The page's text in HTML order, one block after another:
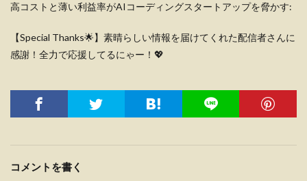
高コストと薄い利益率がAIコーディングスタートアップを脅かす:
【Special Thanks🌟】素晴らしい情報を届けてくれた配信者さんに
感謝！全力で応援してるにゃー！💖
コメントを書く